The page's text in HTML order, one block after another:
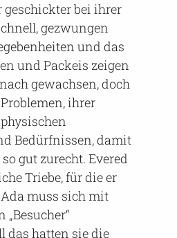
bei ihrer
gezwungen
und das
und Packeis zeigen
gewachsen, doch
ihrer
Bedürfnissen, damit
gut zurecht. Evered
Triebe, für die er
muss sich mit
das hatten sie die